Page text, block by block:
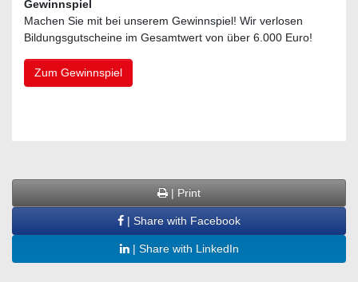
Gewinnspiel
Machen Sie mit bei unserem Gewinnspiel! Wir verlosen
Bildungsgutscheine im Gesamtwert von über 6.000 Euro!
Zum Gewinnspiel
| Print
| Share with Facebook
| Share with LinkedIn